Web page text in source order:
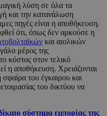
λύση σε όλα τα
και την κατανάλωση
πηγές είναι η αποθήκευση.
ότι, όπως δεν αρκούσε η
και αιολικών
μέρος της
κόστος στον τελικό
η αποθήκευση. Χρειάζονται
του έγκαιρου και
του δικτύου να
σύστημα εμπορίας της